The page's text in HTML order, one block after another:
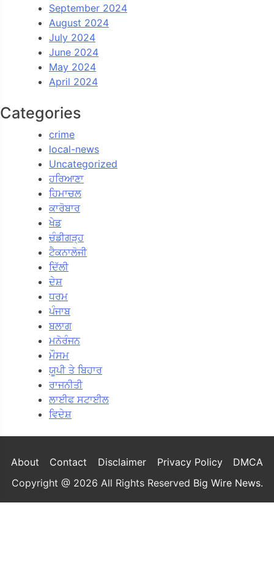
September 2024
August 2024
July 2024
June 2024
May 2024
April 2024
Categories
crime
local-news
Uncategorized
ਹਰਿਆਣਾ
ਹਿਮਾਚਲ
ਕਾਰੋਬਾਰ
ਖੇਡ
ਚੰਡੀਗੜ੍ਹ
ਟੈਕਨਾਲੋਜੀ
ਦਿੱਲੀ
ਦੇਸ਼
ਧਰਮ
ਪੰਜਾਬ
ਬਲਾਗ
ਮਨੋਰੰਜਨ
ਮੌਸਮ
ਯੂਪੀ ਤੇ ਬਿਹਾਰ
ਰਾਜਨੀਤੀ
ਲਾਈਫ ਸਟਾਈਲ
ਵਿਦੇਸ਼
About Contact Disclaimer Privacy Policy
DMCA
Copyright @ 2026 All Rights Reserved Big Wire News.